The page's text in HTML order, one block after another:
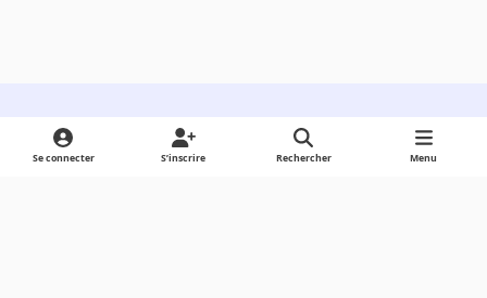
Light ModeDark ModeSystem Preference
Se connecter S’inscrire Rechercher Menu